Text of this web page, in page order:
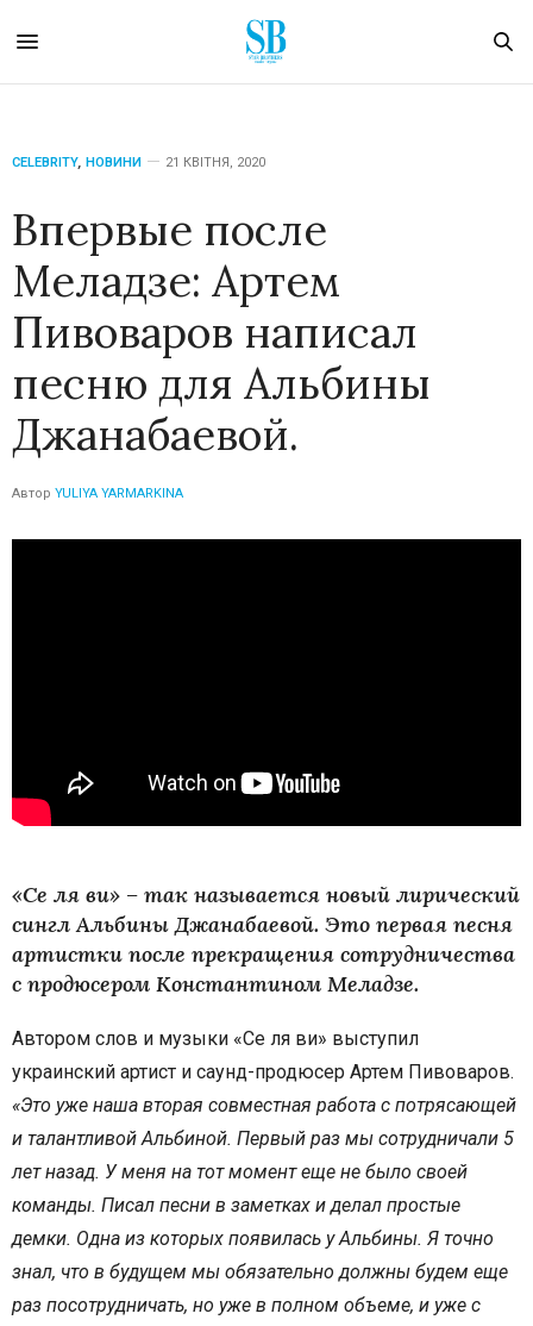
CELEBRITY, НОВИНИ 21 КВІТНЯ, 2020
Впервые после
Меладзе: Артем
Пивоваров написал
песню для Альбины
Джанабаевой.
Автор YULIYA YARMARKINA
«Се ля ви» – так называется новый лирический
сингл Альбины Джанабаевой. Это первая песня
артистки после прекращения сотрудничества
с продюсером Константином Меладзе.
Автором слов и музыки «Се ля ви» выступил
украинский артист и саунд-продюсер Артем Пивоваров.
«Это уже наша вторая совместная работа с потрясающей
и талантливой Альбиной. Первый раз мы сотрудничали 5
лет назад. У меня на тот момент еще не было своей
команды. Писал песни в заметках и делал простые
демки. Одна из которых появилась у Альбины. Я точно
знал, что в будущем мы обязательно должны будем еще
раз посотрудничать, но уже в полном объеме, и уже с